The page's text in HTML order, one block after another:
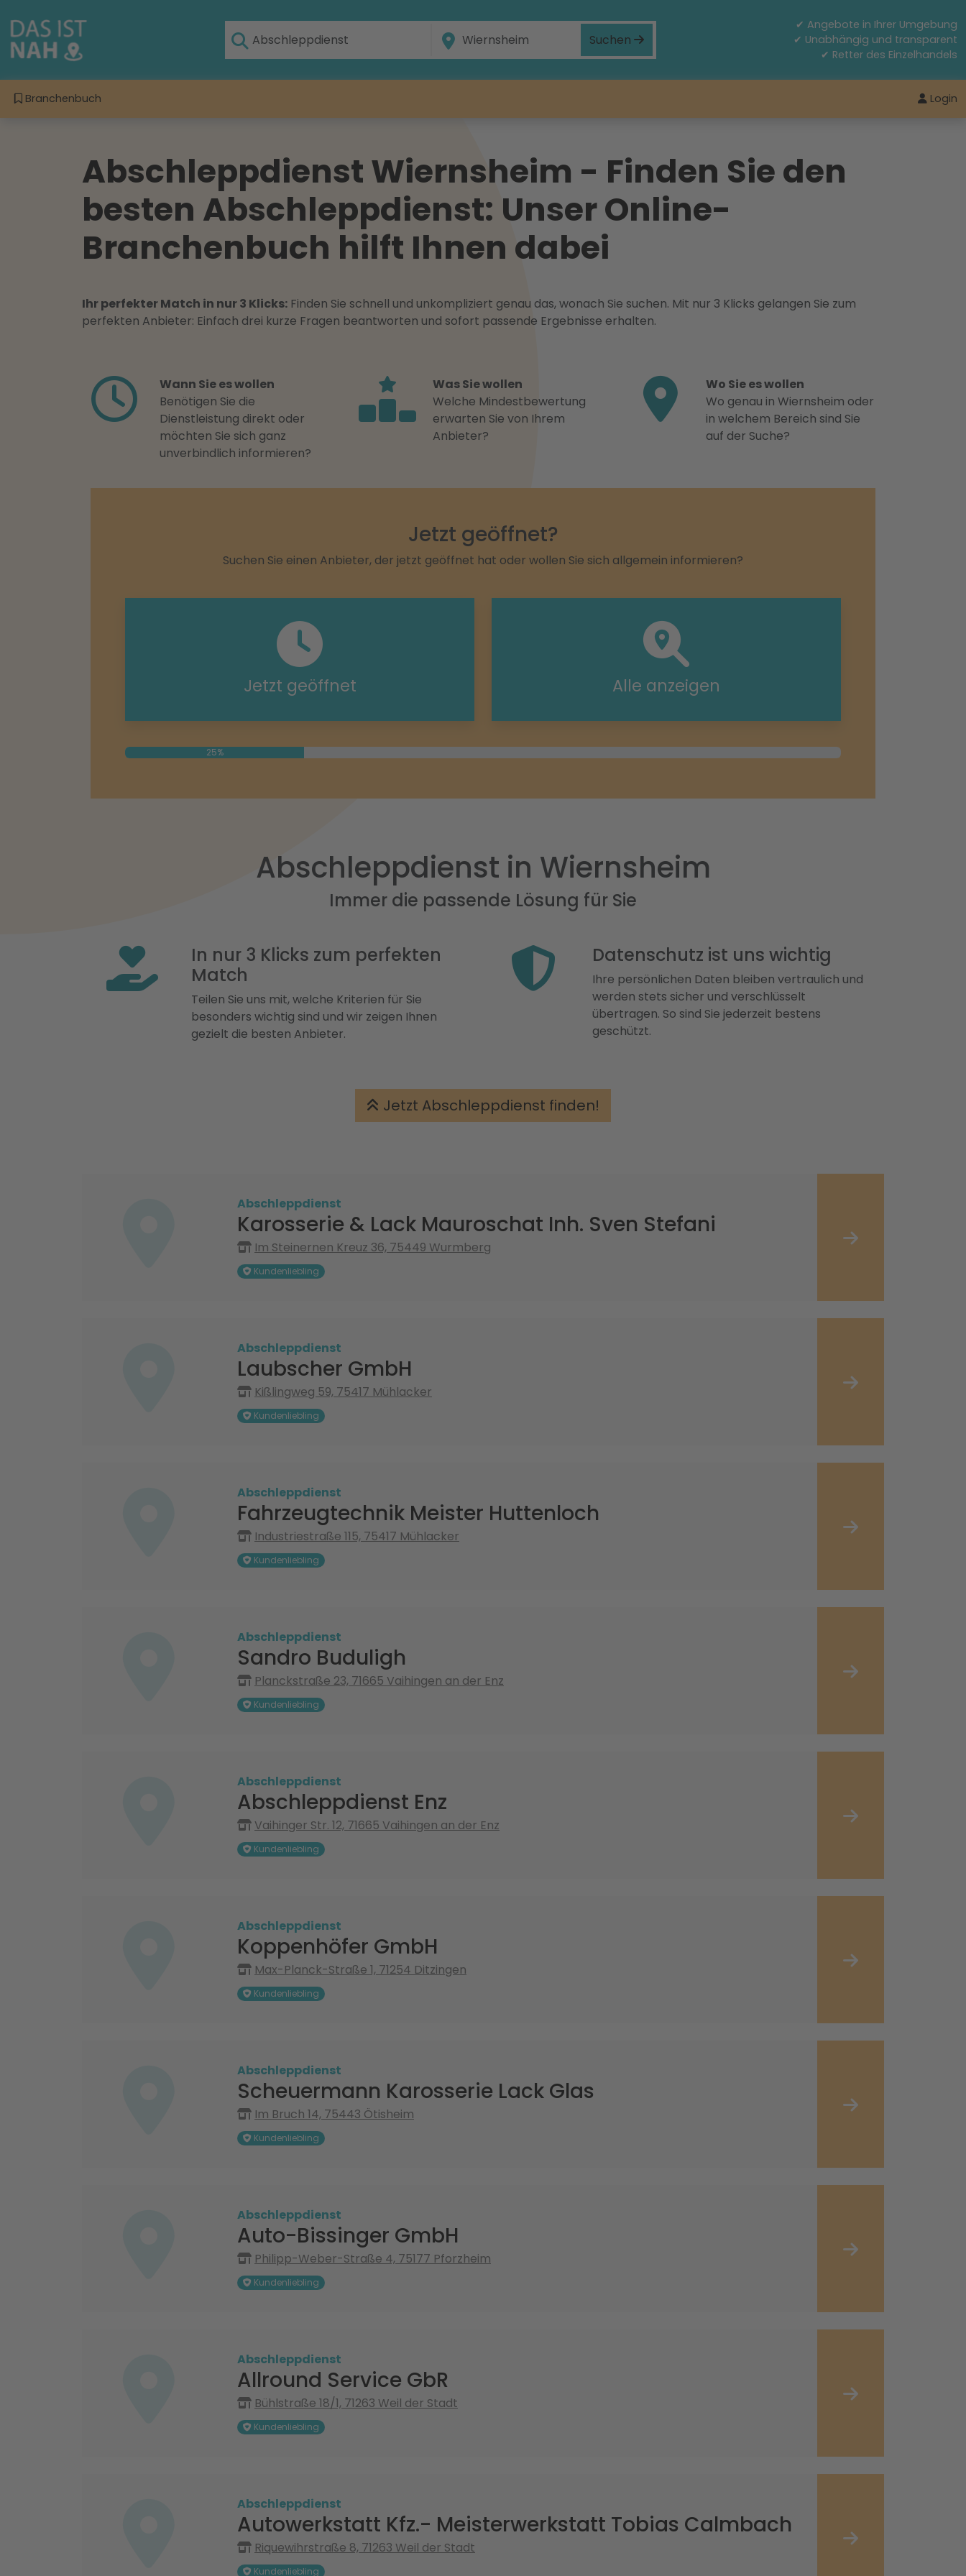
Suchen
✔ Angebote in Ihrer Umgebung
✔ Unabhängig und transparent
✔ Retter des Einzelhandels
Branchenbuch Login
Abschleppdienst Wiernsheim - Finden Sie den
besten Abschleppdienst: Unser Online-
Branchenbuch hilft Ihnen dabei
Ihr perfekter Match in nur 3 Klicks: Finden Sie schnell und unkompliziert genau das, wonach Sie suchen. Mit nur 3 Klicks gelangen Sie zum
perfekten Anbieter: Einfach drei kurze Fragen beantworten und sofort passende Ergebnisse erhalten.
Wann Sie es wollen
Benötigen Sie die
Dienstleistung direkt oder
möchten Sie sich ganz
unverbindlich informieren?
Was Sie wollen
Welche Mindestbewertung
erwarten Sie von Ihrem
Anbieter?
Wo Sie es wollen
Wo genau in Wiernsheim oder
in welchem Bereich sind Sie
auf der Suche?
Jetzt geöffnet?
Suchen Sie einen Anbieter, der jetzt geöffnet hat oder wollen Sie sich allgemein informieren?
Jetzt geöffnet Alle anzeigen
25%
Abschleppdienst in Wiernsheim
Immer die passende Lösung für Sie
In nur 3 Klicks zum perfekten
Match
Teilen Sie uns mit, welche Kriterien für Sie
besonders wichtig sind und wir zeigen Ihnen
gezielt die besten Anbieter.
Datenschutz ist uns wichtig
Ihre persönlichen Daten bleiben vertraulich und
werden stets sicher und verschlüsselt
übertragen. So sind Sie jederzeit bestens
geschützt.
Jetzt Abschleppdienst finden!
Abschleppdienst
Karosserie & Lack Mauroschat Inh. Sven Stefani
Im Steinernen Kreuz 36, 75449 Wurmberg
Kundenliebling
Abschleppdienst
Laubscher GmbH
Kißlingweg 59, 75417 Mühlacker
Kundenliebling
Abschleppdienst
Fahrzeugtechnik Meister Huttenloch
Industriestraße 115, 75417 Mühlacker
Kundenliebling
Abschleppdienst
Sandro Buduligh
Planckstraße 23, 71665 Vaihingen an der Enz
Kundenliebling
Abschleppdienst
Abschleppdienst Enz
Vaihinger Str. 12, 71665 Vaihingen an der Enz
Kundenliebling
Abschleppdienst
Koppenhöfer GmbH
Max-Planck-Straße 1, 71254 Ditzingen
Kundenliebling
Abschleppdienst
Scheuermann Karosserie Lack Glas
Im Bruch 14, 75443 Ötisheim
Kundenliebling
Abschleppdienst
Auto-Bissinger GmbH
Philipp-Weber-Straße 4, 75177 Pforzheim
Kundenliebling
Abschleppdienst
Allround Service GbR
Bühlstraße 18/1, 71263 Weil der Stadt
Kundenliebling
Abschleppdienst
Autowerkstatt Kfz.- Meisterwerkstatt Tobias Calmbach
Riquewihrstraße 8, 71263 Weil der Stadt
Kundenliebling